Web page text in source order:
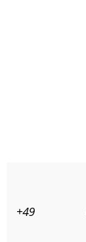
+49